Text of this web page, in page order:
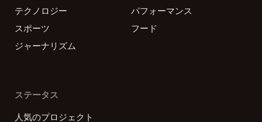
テクノロジー
パフォーマンス
スポーツ
フード
ジャーナリズム
ステータス
人気のプロジェクト